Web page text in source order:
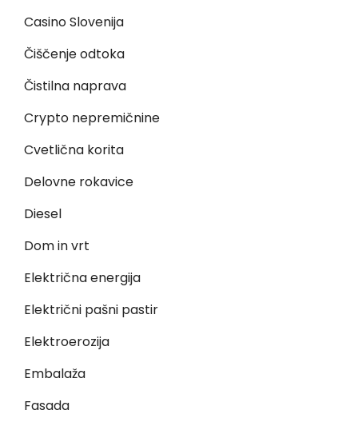
Casino Slovenija
Čiščenje odtoka
Čistilna naprava
Crypto nepremičnine
Cvetlična korita
Delovne rokavice
Diesel
Dom in vrt
Električna energija
Električni pašni pastir
Elektroerozija
Embalaža
Fasada